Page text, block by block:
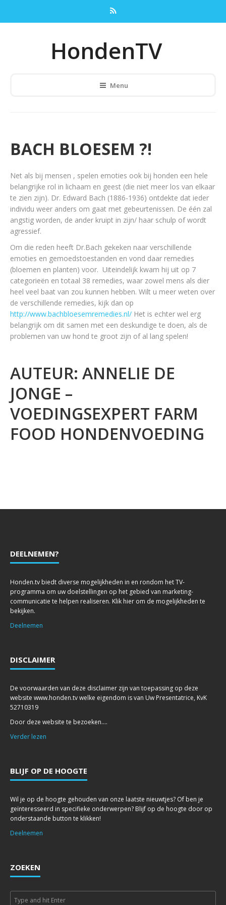
HondenTV
Menu
BACH BLOESEM ?!
Net als bij mensen , spelen emoties ook bij honden een hele
belangrijke rol in lichaam en geest (die niet meer los van elkaar
te zien zijn). Dr. Edward Bach (1886-1936) ontdekte dat ieder
individu weer anders om gaat met gebeurtenissen. De één zal
angstig worden, de ander kruipt in zijn/ haar schulp of wordt
agressief.
Om die reden heeft Dr.Bach gekeken naar verschillende
emoties en gemoedstoestanden en vond daar remedies
(bloemen en planten) voor. Uiteindelijk kwam hij uit op 7
categorieën en totaal 38 remedies, waar zowel mens als dier
heel veel baat van zou kunnen hebben. Wilt u meer weten over
de verschillende remedies, kijk dan op
http://www.bachbloesemremedies.nl/ Het is echter wel erg
belangrijk om dit samen met een deskundige te doen, als de
problemen van uw hond te groot zijn of al lang spelen!
AUTEUR: ANNELIE DE
JONGE –
VOEDINGSEXPERT FARM
FOOD HONDENVOEDING
DEELNEMEN?
Honden.tv biedt diverse mogelijkheden in en rondom het TV-
programma om uw doelstellingen op het gebied van marketing-
communicatie te helpen realiseren. Klik hier om de mogelijkheden te
bekijken.
Deelnemen
DISCLAIMER
De voorwaarden van deze disclaimer zijn van toepassing op deze
website www.honden.tv welke eigendom is van Uw Presentatrice, KvK
52710319
Door deze website te bezoeken....
Verder lezen
BLIJF OP DE HOOGTE
Wil je op de hoogte gehouden van onze laatste nieuwtjes? Of ben je
geïnteresseerd in specifieke onderwerpen? Blijf op de hoogte door op
onderstaande button te klikken!
Deelnemen
ZOEKEN